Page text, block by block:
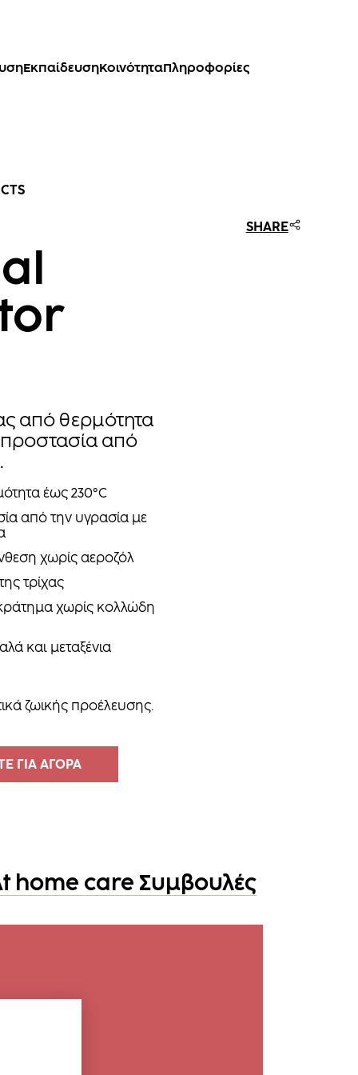
ΕκπαίδευσηΚοινότηταΠληροφορίες
SHARE
από θερμότητα
από
έως 230°C
από την υγρασία με
χωρίς αεροζόλ
τρίχας
χωρίς κολλώδη
και μεταξένια
ζωικής προέλευσης.
ΓΙΑ ΑΓΟΡΑ
home care Συμβουλές